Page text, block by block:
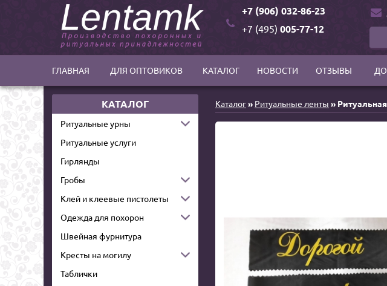
+7 (906) 032-86-23
+7 (495) 005-77-12
ГЛАВНАЯ ДЛЯ ОПТОВИКОВ КАТАЛОГ НОВОСТИ ОТЗЫВЫ
КАТАЛОГ
Ритуальные урны
Ритуальные услуги
Гирлянды
Гробы
Клей и клеевые пистолеты
Одежда для похорон
Швейная фурнитура
Кресты на могилу
Таблички
Каталог» Ритуальные ленты »